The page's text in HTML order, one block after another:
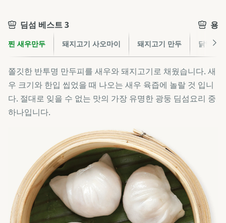
딤섬 베스트 3
찐 새우만두 돼지고기 사오마이 돼지고기 만두
용
닭발
쫄깃한 반투명 만두피를 새우와 돼지고기로 채웠습니다. 새
우 크기와 한입 씹었을 때 나오는 새우 육즙에 놀랄 것 입니
다. 절대로 잊을 수 없는 맛의 가장 유명한 광둥 딤섬요리 중
하나입니다.